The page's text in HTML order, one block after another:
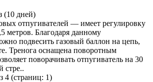
(10 дней)
отпугивателей — имеет регулировку
метров. Благодаря данному
подвесить газовый баллон на цепь,
Тренога оснащена поворотным
поворачивать отпугиватель на 30
стре..
4 (страниц: 1)